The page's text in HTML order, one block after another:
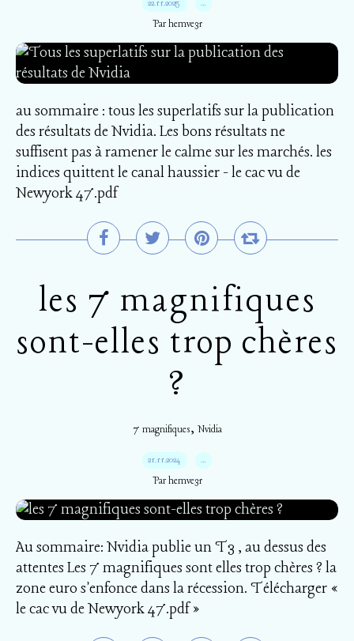
22.11.2025 …
Par hemve31
au sommaire : tous les superlatifs sur la publication
des résultats de Nvidia. Les bons résultats ne
suffisent pas à ramener le calme sur les marchés. les
indices quittent le canal haussier - le cac vu de
Newyork 47.pdf
les 7 magnifiques
sont-elles trop chères
?
7 magnifiques, Nvidia
21.11.2024 …
Par hemve31
Au sommaire: Nvidia publie un T3 , au dessus des
attentes Les 7 magnifiques sont elles trop chères ? la
zone euro s'enfonce dans la récession. Télécharger «
le cac vu de Newyork 47.pdf »